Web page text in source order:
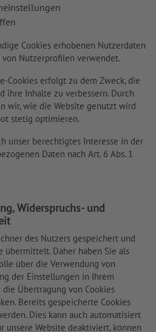
Cookies erhobenen Nutzerdaten
Nutzerprofilen verwendet.
Cookies erfolgt zu dem Zweck, die
ihre Inhalte zu verbessern. Durch
wir, wie die Website genutzt wird
stetig optimieren.
unser berechtigtes Interesse in der
Daten nach Art. 6 Abs. 1
Widerspruchs- und
des Nutzers gespeichert und
übermittelt. Daher haben Sie als
über die Verwendung von
der Einstellungen in Ihrem
Übertragung von Cookies
Bereits gespeicherte Cookies
Dies kann auch automatisiert
unsere Website deaktiviert, können